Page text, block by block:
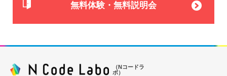
無料体験・無料説明会
（Nコードラ
ボ）